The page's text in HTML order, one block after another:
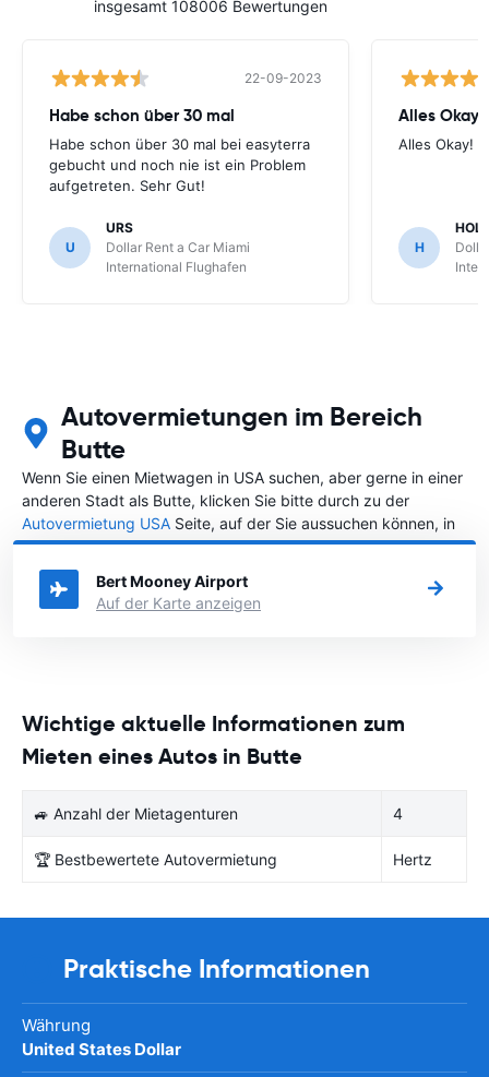
insgesamt 108006 Bewertungen
22-09-2023
Habe schon über 30 mal
Habe schon über 30 mal bei easyterra
gebucht und noch nie ist ein Problem
aufgetreten. Sehr Gut!
U
URS
Dollar Rent a Car Miami
International Flughafen
Alles Okay!
Alles Okay!
H
Autovermietungen im Bereich
Butte
Wenn Sie einen Mietwagen in USA suchen, aber gerne in einer
anderen Stadt als Butte, klicken Sie bitte durch zu der
Autovermietung USA Seite, auf der Sie aussuchen können, in
welcher Stadt in USA Sie Ihr Fahrzeug mieten wollen.
Bert Mooney Airport
Auf der Karte anzeigen
Wichtige aktuelle Informationen zum
Mieten eines Autos in Butte
🚙 Anzahl der Mietagenturen 4
🏆 Bestbewertete Autovermietung Hertz
Praktische Informationen
Währung
United States Dollar